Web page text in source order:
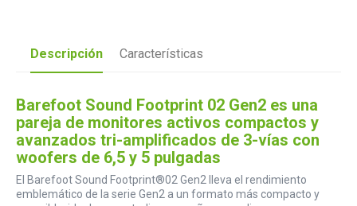
Descripción Características
Barefoot Sound Footprint 02 Gen2 es una
pareja de monitores activos compactos y
avanzados tri-amplificados de 3-vías con
woofers de 6,5 y 5 pulgadas
El Barefoot Sound Footprint®02 Gen2 lleva el rendimiento
emblemático de la serie Gen2 a un formato más compacto y